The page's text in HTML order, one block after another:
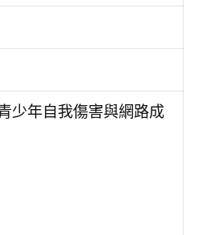
少年自我傷害與網路成